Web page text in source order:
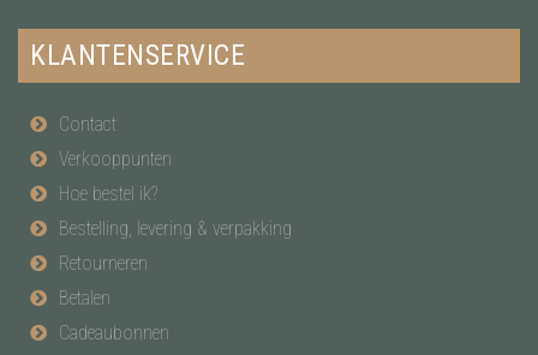
KLANTENSERVICE
Contact
Verkooppunten
Hoe bestel ik?
Bestelling, levering & verpakking
Retourneren
Betalen
Cadeaubonnen